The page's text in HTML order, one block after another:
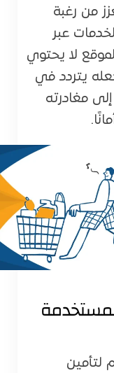
من رغبة
عبر
لا يحتوي
يتردد في
مغادرته